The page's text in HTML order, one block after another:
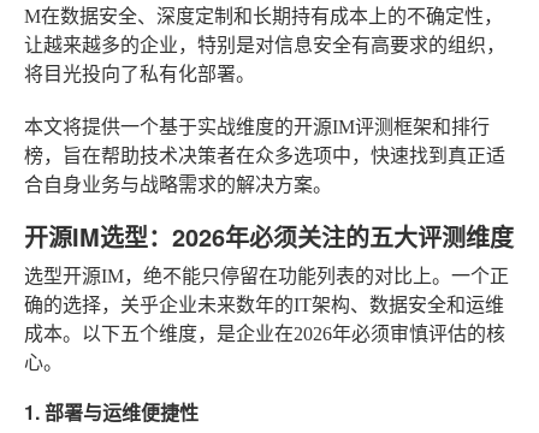
M在数据安全、深度定制和长期持有成本上的不确定性，
让越来越多的企业，特别是对信息安全有高要求的组织，
将目光投向了私有化部署。
本文将提供一个基于实战维度的开源IM评测框架和排行
榜，旨在帮助技术决策者在众多选项中，快速找到真正适
合自身业务与战略需求的解决方案。
开源IM选型：2026年必须关注的五大评测维度
选型开源IM，绝不能只停留在功能列表的对比上。一个正
确的选择，关乎企业未来数年的IT架构、数据安全和运维
成本。以下五个维度，是企业在2026年必须审慎评估的核
心。
1. 部署与运维便捷性